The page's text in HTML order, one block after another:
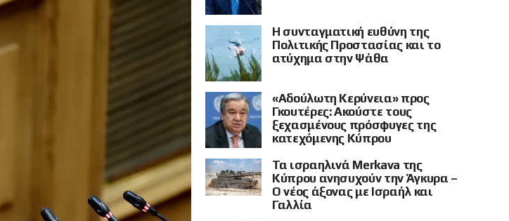
Η συνταγματική ευθύνη της
Πολιτικής Προστασίας και το
ατύχημα στην Ψάθα
«Αδούλωτη Κερύνεια» προς
Γκουτέρες: Ακούστε τους
ξεχασμένους πρόσφυγες της
κατεχόμενης Κύπρου
Τα ισραηλινά Merkava της
Κύπρου ανησυχούν την Άγκυρα –
Ο νέος άξονας με Ισραήλ και
Γαλλία